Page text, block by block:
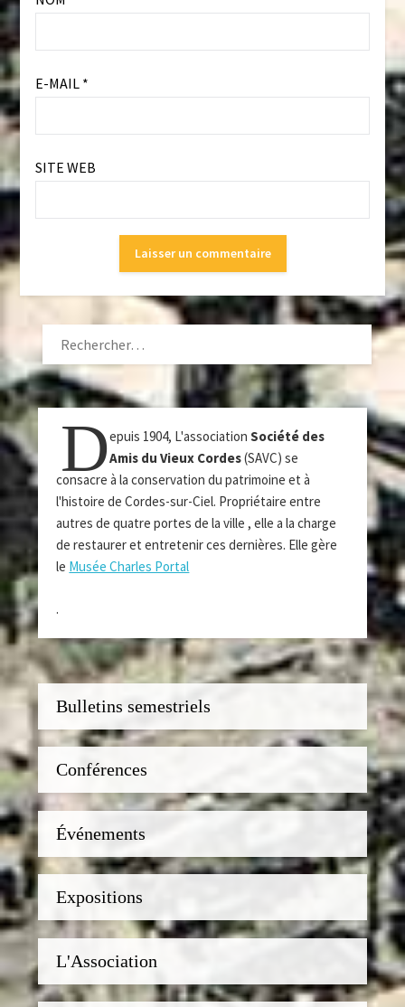
E-MAIL *
SITE WEB
RECHERCHER :
Depuis 1904, L'associationSociété des
Amis du Vieux Cordes(SAVC) se
consacre à la conservation du patrimoine et à
l'histoire de Cordes-sur-Ciel. Propriétaire entre
autres de quatre portes de la ville , elle a la charge
de restaurer et entretenir ces dernières. Elle gère
le Musée Charles Portal
.
Bulletins semestriels
Conférences
Événements
Expositions
L'Association